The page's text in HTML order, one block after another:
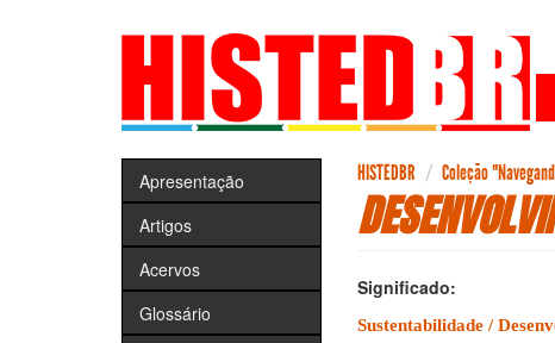
Apresentação
Artigos
Acervos
Glossário
HISTEDBR Coleção
Significado:
Sustentabilidade /